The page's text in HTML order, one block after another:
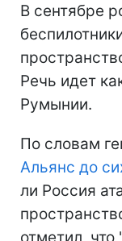
В сентябре
Речь идет
Румынии.
По словам
Альянс до
ли Россия
отметил, что